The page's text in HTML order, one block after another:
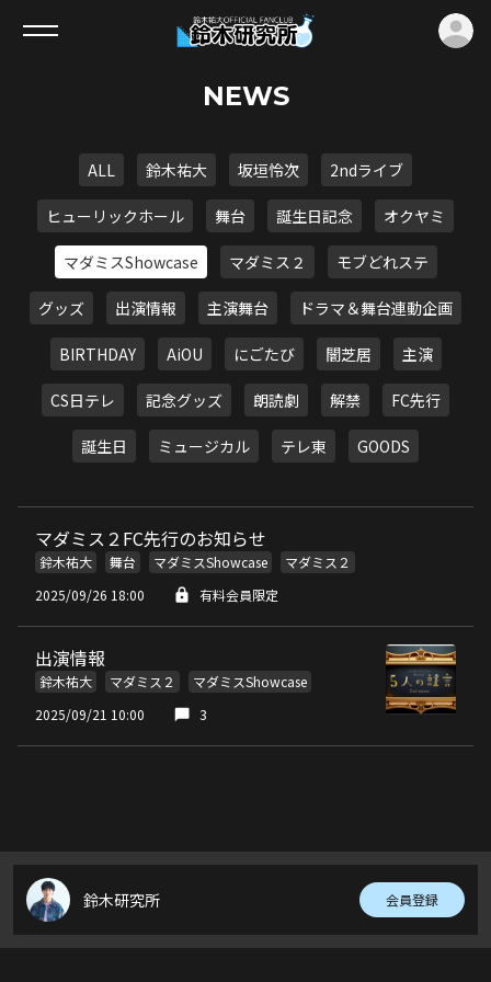
NEWS
ALL 鈴木祐大 坂垣怜次 2ndライブ
ヒューリックホール 舞台 誕生日記念 オクヤミ
マダミスShowcase マダミス２ モブどれステ
グッズ 出演情報 主演舞台 ドラマ＆舞台連動企画
BIRTHDAY AiOU にごたび 闇芝居 主演
CS日テレ 記念グッズ 朗読劇 解禁 FC先行
誕生日 ミュージカル テレ東 GOODS
マダミス２FC先行のお知らせ
鈴木祐大 舞台 マダミスShowcase
マダミス２
2025/09/26 18:00
有料会員限定
出演情報
鈴木祐大 マダミス２
マダミスShowcase
2025/09/21 10:00
3
鈴木研究所 会員登録